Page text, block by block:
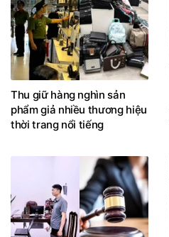
Thu giữ hàng nghìn sản
phẩm giả nhiều thương hiệu
thời trang nổi tiếng